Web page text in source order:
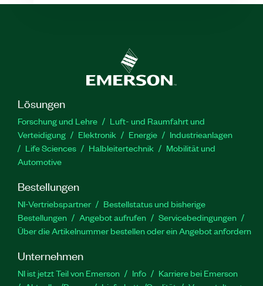
Lösungen
Forschung und Lehre
Luft- und Raumfahrt und
Verteidigung
Elektronik Energie
Industrieanlagen
Life Sciences
Halbleitertechnik
Mobilität und
Automotive
Bestellungen
NI-Vertriebspartner
Bestellstatus und bisherige
Bestellungen
Angebot aufrufen
Servicebedingungen
Über die Artikelnummer bestellen oder ein Angebot anfordern
Unternehmen
NI ist jetzt Teil von Emerson Info
Karriere bei Emerson